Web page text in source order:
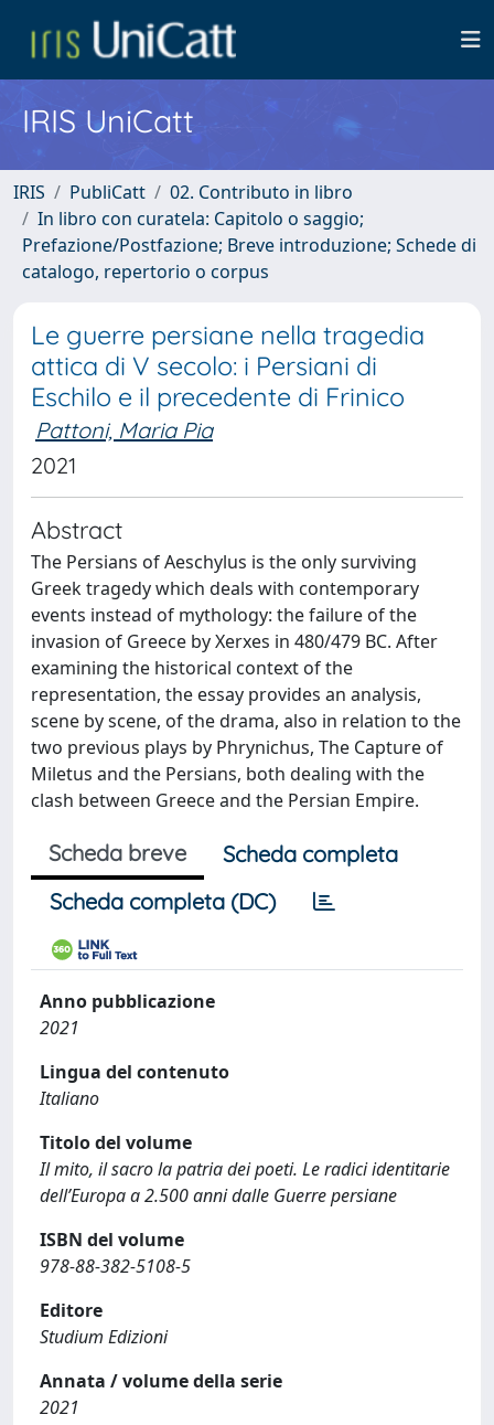
IRIS UniCatt
IRIS PubliCatt
02. Contributo in libro
In libro con curatela: Capitolo o saggio;
Prefazione/Postfazione; Breve introduzione; Schede di
catalogo, repertorio o corpus
Le guerre persiane nella tragedia
attica di V secolo: i Persiani di
Eschilo e il precedente di Frinico
Pattoni, Maria Pia
2021
Abstract
The Persians of Aeschylus is the only surviving
Greek tragedy which deals with contemporary
events instead of mythology: the failure of the
invasion of Greece by Xerxes in 480/479 BC. After
examining the historical context of the
representation, the essay provides an analysis,
scene by scene, of the drama, also in relation to the
two previous plays by Phrynichus, The Capture of
Miletus and the Persians, both dealing with the
clash between Greece and the Persian Empire.
Scheda breve
Scheda completa
Scheda completa (DC)
Anno pubblicazione
2021
Lingua del contenuto
Italiano
Titolo del volume
Il mito, il sacro la patria dei poeti. Le radici identitarie
dell’Europa a 2.500 anni dalle Guerre persiane
ISBN del volume
978-88-382-5108-5
Editore
Studium Edizioni
Annata / volume della serie
2021